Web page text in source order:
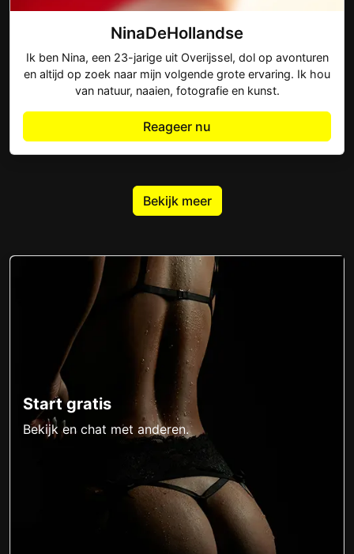
NinaDeHollandse
Ik ben Nina, een 23-jarige uit Overijssel, dol op avonturen
en altijd op zoek naar mijn volgende grote ervaring. Ik hou
van natuur, naaien, fotografie en kunst.
Reageer nu
Bekijk meer
Start gratis
Bekijk en chat met anderen.